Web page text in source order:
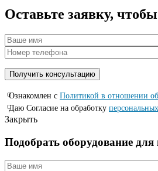
Оставьте заявку,
Ознакомлен с Политикой в отношении
Даю Согласие на обработку
Закрыть
Подобрать оборудование